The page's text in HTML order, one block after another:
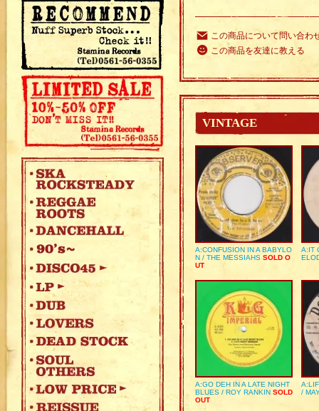
この商品について問い合わ
この商品を友達に教える
VINTAGE
A:CONFUSION IN A BABYLO
N / THE MESSIAHS SOLD O
UT
A:IT
A:GO DEH IN A LATE NIGHT
BLUES / ROY RANKIN SOLD
OUT
/